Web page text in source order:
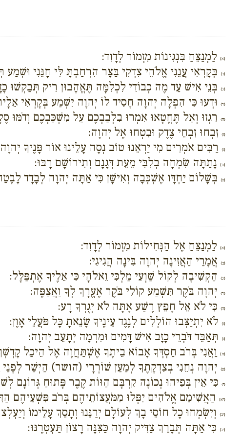
{א} לַמְנַצֵּחַ בִּנְגִינוֹת מִזְמוֹר לְדָוִד:
{ב} בְּקָרְאִי עֲנֵנִי אֱלֹהֵי צִדְקִי בַּצָּר הִרְחַבְתָּ לִּי חָנֵּנִי וּשְׁמַע
{ג} בְּנֵי אִישׁ עַד מֶה כְבוֹדִי לִכְלִמָּה תֶּאֱהָבוּן רִיק תְּבַקְשׁוּ
{ד} וּדְעוּ כִּי הִפְלָה יְהוָה חָסִיד לוֹ יְהוָה יִשְׁמַע בְּקָרְאִי
{ה} רִגְזוּ וְאַל תֶּחֱטָאוּ אִמְרוּ בִלְבַבְכֶם עַל מִשְׁכַּבְכֶם וְדֹמּוּ
{ו} זִבְחוּ זִבְחֵי צֶדֶק וּבִטְחוּ אֶל יְהוָה:
{ז} רַבִּים אֹמְרִים מִי יַרְאֵנוּ טוֹב נְסָה עָלֵינוּ אוֹר פָּנֶיךָ
{ח} נָתַתָּה שִׂמְחָה בְלִבִּי מֵעֵת דְּגָנָם וְתִירוֹשָׁם רָבּוּ:
{ט} בְּשָׁלוֹם יַחְדָּו אֶשְׁכְּבָה וְאִישָׁן כִּי אַתָּה יְהוָה לְבָדָד
{א} לַמְנַצֵּחַ אֶל הַנְּחִילוֹת מִזְמוֹר לְדָוִד:
{ב} אֲמָרַי הַאֲזִינָה יְהוָה בִּינָה הֲגִיגִי:
{ג} הַקְשִׁיבָה לְקוֹל שַׁוְעִי מַלְכִּי וֵאלֹהָי כִּי אֵלֶיךָ אֶתְפַּלָּל:
{ד} יְהוָה בֹּקֶר תִּשְׁמַע קוֹלִי בֹּקֶר אֶעֱרָךְ לְךָ וַאֲצַפֶּה:
{ה} כִּי לֹא אֵל חָפֵץ רֶשַׁע אָתָּה לֹא יְגֻרְךָ רָע:
{ו} לֹא יִתְיַצְּבוּ הוֹלְלִים לְנֶגֶד עֵינֶיךָ שָׂנֵאתָ כָּל פֹּעֲלֵי אָוֶן:
{ז} תְּאַבֵּד דֹּבְרֵי כָזָב אִישׁ דָּמִים וּמִרְמָה יְתָעֵב יְהוָה:
{ח} וַאֲנִי בְּרֹב חַסְדְּךָ אָבוֹא בֵיתֶךָ אֶשְׁתַּחֲוֶה אֶל הֵיכַל
{ט} יְהוָה נְחֵנִי בְצִדְקָתֶךָ לְמַעַן שׁוֹרְרָי (הושר) הַיְשַׁר
{י} כִּי אֵין בְּפִיהוּ נְכוֹנָה קִרְבָּם הַוּוֹת קֶבֶר פָּתוּחַ גְּרוֹנָם
{יא} הַאֲשִׁימֵם אֱלֹהִים יִפְּלוּ מִמֹּעֲצוֹתֵיהֶם בְּרֹב פִּשְׁעֵיהֶם
{יב} וְיִשְׂמְחוּ כָל חוֹסֵי בָךְ לְעוֹלָם יְרַנֵּנוּ וְתָסֵךְ עָלֵימוֹ
{יג} כִּי אַתָּה תְּבָרֵךְ צַדִּיק יְהוָה כַּצִּנָּה רָצוֹן תַּעְטְרֶנּוּ: